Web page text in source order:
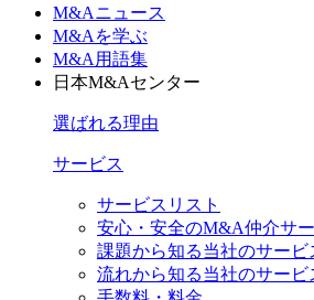
M&Aニュース
M&Aを学ぶ
M&A用語集
日本M&Aセンター
選ばれる理由
サービス
サービスリスト
安心・安全のM&A仲介サ
課題から知る当社のサービ
流れから知る当社のサービ